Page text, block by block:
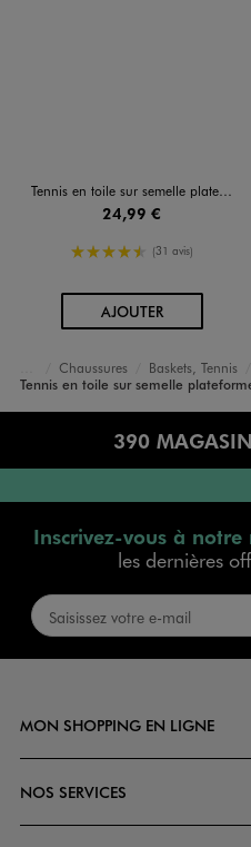
Tennis en toile sur semelle plateforme femme - Follow Me
24,99 €
4.5/5 de moyenne
(31 avis)
AJOUTERAU PANIER
Accueil
Femme
Chaussures
Baskets, Tennis
Tennis en toile sur semelle
390
Inscrivez-vous à notre
les dernières
MON SHOPPING EN LIGNE
NOS SERVICES